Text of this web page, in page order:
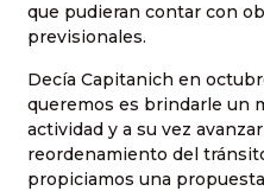
que pudieran contar con
previsionales.
Decía Capitanich en
queremos es brindarle un
actividad y a su vez
reordenamiento del
propiciamos una